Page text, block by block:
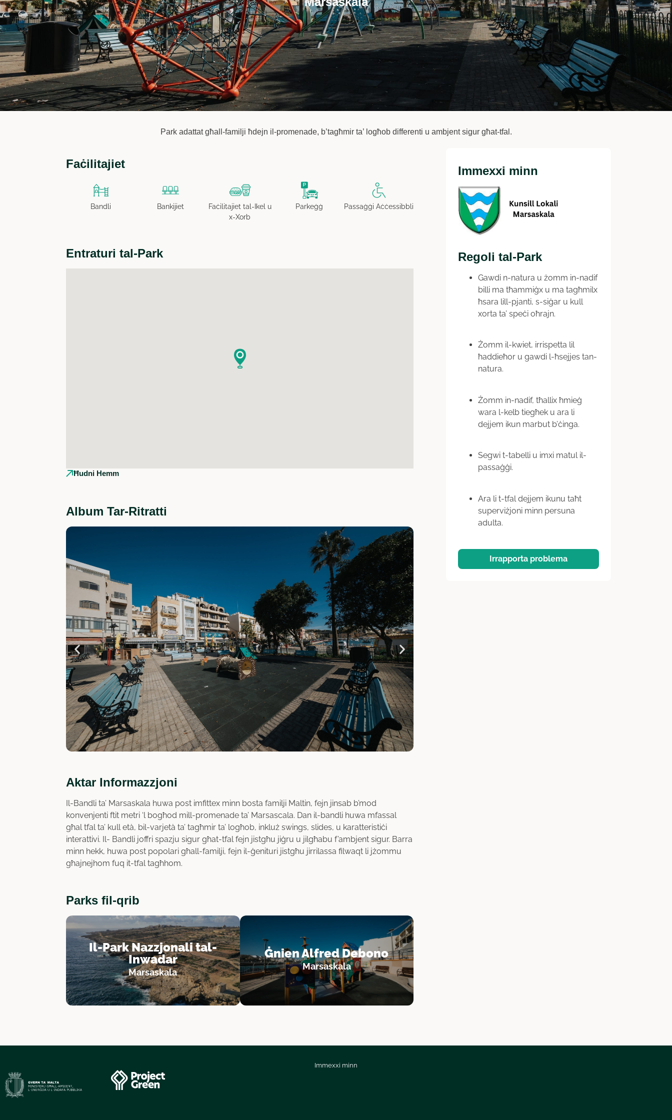
Park adattat għall-familji ħdejn il-promenade, b’tagħmir ta’ logħob differenti u ambjent sigur għat-tfal.
Faċilitajiet
Bandli Bankijiet
Faċilitajiet tal-Ikel u
x-Xorb
Parkeġġ Passaġġi Aċċessibbli
Entraturi tal-Park
Ħudni Hemm
Album Tar-Ritratti
Aktar Informazzjoni
Il-Bandli ta’ Marsaskala huwa post imfittex minn bosta familji Maltin, fejn jinsab b’mod
konvenjenti ftit metri ‘l bogħod mill-promenade ta’ Marsascala. Dan il-bandli huwa mfassal
għal tfal ta’ kull età, bil-varjetà ta’ tagħmir ta’ logħob, inkluż swings, slides, u karatteristiċi
interattivi. Il- Bandli joffri spazju sigur għat-tfal fejn jistgħu jiġru u jilgħabu f’ambjent sigur. Barra
minn hekk, huwa post popolari għall-familji, fejn il-ġenituri jistgħu jirrilassa filwaqt li jżommu
għajnejhom fuq it-tfal tagħhom.
Parks fil-qrib
Il-Park Nazzjonali tal-
Inwadar
Marsaskala
Ġnien Alfred Debono
Marsaskala
Immexxi minn
Regoli tal-Park
Gawdi n-natura u żomm in-nadif
billi ma tħammiġx u ma tagħmilx
ħsara lill-pjanti, s-siġar u kull
xorta ta’ speċi oħrajn.
Żomm il-kwiet, irrispetta lil
ħaddieħor u gawdi l-ħsejjes tan-
natura.
Żomm in-nadif, tħallix ħmieġ
wara l-kelb tiegħek u ara li
dejjem ikun marbut b’ċinga.
Segwi t-tabelli u imxi matul il-
passaġġi.
Ara li t-tfal dejjem ikunu taħt
superviżjoni minn persuna
adulta.
Irrapporta problema
Immexxi minn